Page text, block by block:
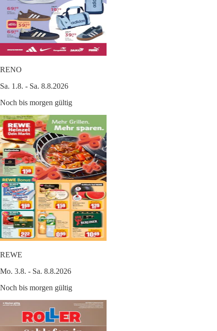
RENO
Sa. 1.8. - Sa. 8.8.2026
Noch bis morgen gültig
REWE
Mo. 3.8. - Sa. 8.8.2026
Noch bis morgen gültig